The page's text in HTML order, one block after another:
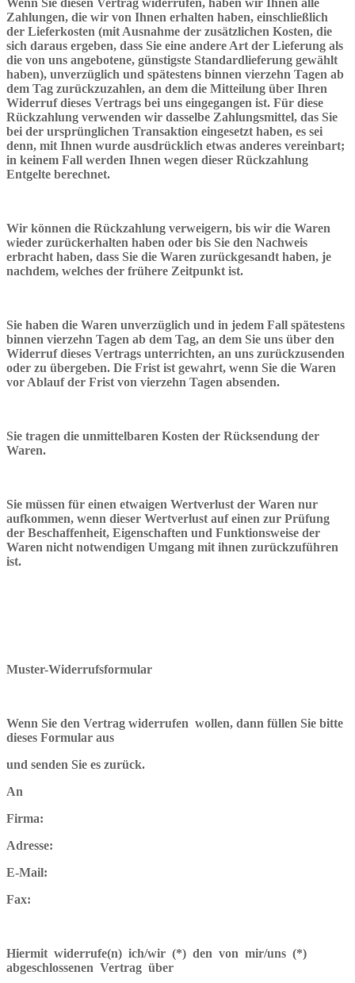
Zahlungen, die wir von Ihnen erhalten haben, einschließlich
der Lieferkosten (mit Ausnahme der zusätzlichen Kosten, die
sich daraus ergeben, dass Sie eine andere Art der Lieferung als
die von uns angebotene, günstigste Standardlieferung gewählt
haben), unverzüglich und spätestens binnen vierzehn Tagen ab
dem Tag zurückzuzahlen, an dem die Mitteilung über Ihren
Widerruf dieses Vertrags bei uns eingegangen ist. Für diese
Rückzahlung verwenden wir dasselbe Zahlungsmittel, das Sie
bei der ursprünglichen Transaktion eingesetzt haben, es sei
denn, mit Ihnen wurde ausdrücklich etwas anderes vereinbart;
in keinem Fall werden Ihnen wegen dieser Rückzahlung
Entgelte berechnet.
Wir können die Rückzahlung verweigern, bis wir die Waren
wieder zurückerhalten haben oder bis Sie den Nachweis
erbracht haben, dass Sie die Waren zurückgesandt haben, je
nachdem, welches der frühere Zeitpunkt ist.
Sie haben die Waren unverzüglich und in jedem Fall spätestens
binnen vierzehn Tagen ab dem Tag, an dem Sie uns über den
Widerruf dieses Vertrags unterrichten, an uns zurückzusenden
oder zu übergeben. Die Frist ist gewahrt, wenn Sie die Waren
vor Ablauf der Frist von vierzehn Tagen absenden.
Sie tragen die unmittelbaren Kosten der Rücksendung der
Waren.
Sie müssen für einen etwaigen Wertverlust der Waren nur
aufkommen, wenn dieser Wertverlust auf einen zur Prüfung
der Beschaffenheit, Eigenschaften und Funktionsweise der
Waren nicht notwendigen Umgang mit ihnen zurückzuführen
ist.
Muster-Widerrufsformular
Wenn Sie den Vertrag widerrufen wollen, dann füllen Sie bitte
dieses Formular aus
und senden Sie es zurück.
An
Firma:
Adresse:
E-Mail:
Fax:
Hiermit widerrufe(n) ich/wir (*) den von mir/uns (*)
abgeschlossenen Vertrag über